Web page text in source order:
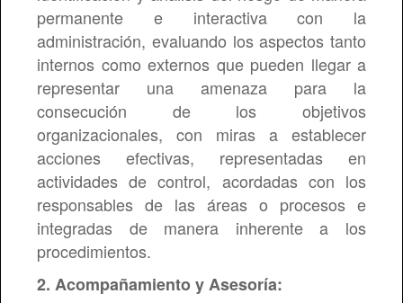
permanente e interactiva con la
administración, evaluando los aspectos tanto
internos como externos que pueden llegar a
representar una amenaza para la
consecución de los objetivos
organizacionales, con miras a establecer
acciones efectivas, representadas en
actividades de control, acordadas con los
responsables de las áreas o procesos e
integradas de manera inherente a los
procedimientos.
2. Acompañamiento y Asesoría: